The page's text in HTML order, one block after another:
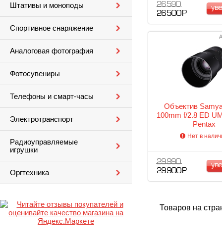
Штативы и моноподы
Спортивное снаряжение
Аналоговая фотография
Фотосувениры
Телефоны и смарт-часы
Электротранспорт
Радиоуправляемые
игрушки
Оргтехника
26 590
26 500 Р
Объектив
100mm f/2.8 ED
Pentax
Нет в
29 990
29 900 Р
Товаров на